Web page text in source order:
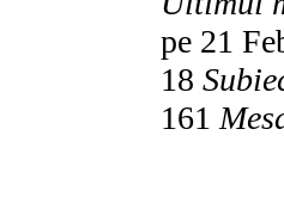
pe 21
18
161